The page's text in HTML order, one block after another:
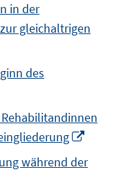
in der
gleichaltrigen
des
a
während der